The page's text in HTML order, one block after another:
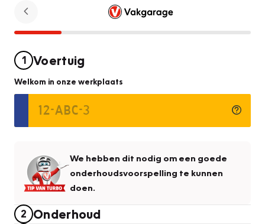
1 Voertuig
Welkom in onze werkplaats
We hebben dit nodig om een goede
onderhoudsvoorspelling te kunnen
doen.
2 Onderhoud